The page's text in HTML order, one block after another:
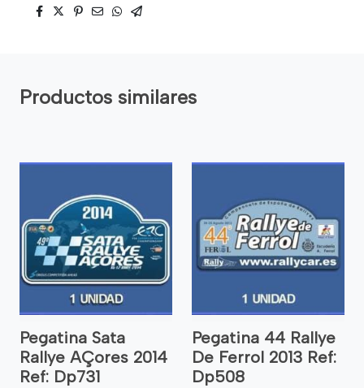
Productos similares
Pegatina Sata
Rallye AÇores 2014
Ref: Dp731
Pegatina 44 Rallye
De Ferrol 2013 Ref:
Dp508